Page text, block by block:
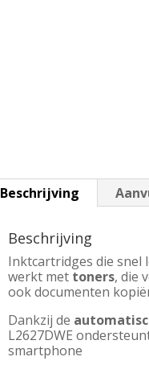
Beschrijving
Beschrijving
Inktcartridges die snel
werkt met toners, die
ook documenten
Dankzij de
L2627DWE
smartphone